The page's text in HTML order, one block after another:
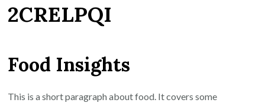
2CRELPQI
Food Insights
This is a short paragraph about food. It covers some